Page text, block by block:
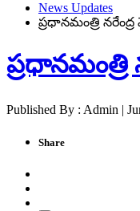
News Updates
ప్రధానమంత్రి
Published By : Admin |
Share